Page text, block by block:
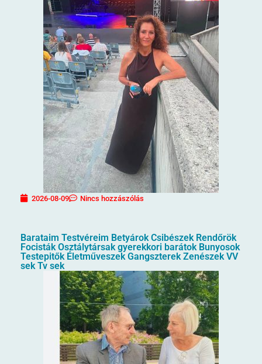
2026-08-09 Nincs hozzászólás
Barataim Testvéreim Betyárok Csibészek Rendőrök
Focisták Osztálytársak gyerekkori barátok Bunyosok
Testepitők Életműveszek Gangszterek Zenészek VV
sek Tv sek